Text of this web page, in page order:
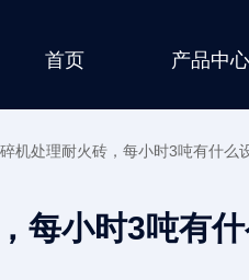
首页 产品中心
机处理耐火砖，每小时3吨有什么
每小时3吨有